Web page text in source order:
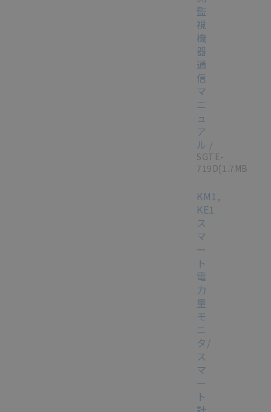
監
視
機
器
通
信
マ
ニ
ュ
ア
ル /
SGTE-
719D[1.7MB]
KM1,
KE1
ス
マ
ー
ト
電
力
量
モ
ニ
タ/
ス
マ
ー
ト